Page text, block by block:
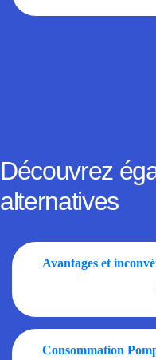
Découvrez
alternatives
Avantages et
Consommation